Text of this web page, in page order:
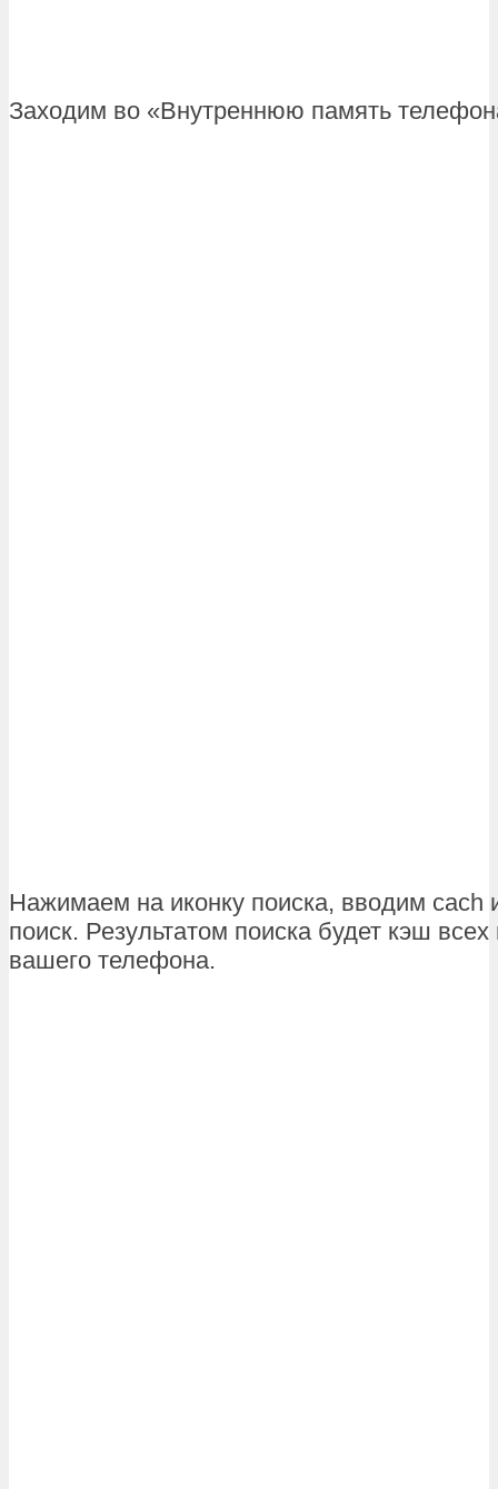
Заходим во «Внутреннюю память
Нажимаем на иконку поиска, вводим cach
поиск. Результатом поиска будет кэш
вашего телефона.